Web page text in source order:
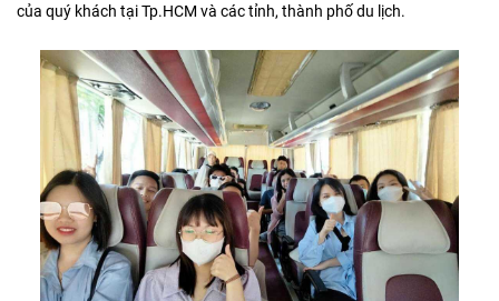
của quý khách tại Tp.HCM và các tỉnh, thành phố du lịch.